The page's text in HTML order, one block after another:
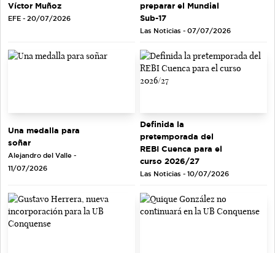
Víctor Muñoz
EFE - 20/07/2026
preparar el Mundial
Sub-17
Las Noticias - 07/07/2026
Una medalla para
soñar
Alejandro del Valle -
11/07/2026
Definida la
pretemporada del
REBI Cuenca para el
curso 2026/27
Las Noticias - 10/07/2026